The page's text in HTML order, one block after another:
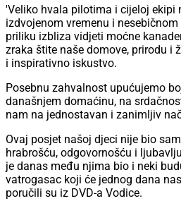
'Veliko hvala pilotima i cijeloj ekipi
izdvojenom vremenu i
priliku izbliza vidjeti moćne
zraka štite naše domove, prirodu i
i inspirativno iskustvo.
Posebnu zahvalnost upućujemo
današnjem domaćinu, na
nam na jednostavan i zanimljiv
Ovaj posjet našoj djeci nije bio
hrabrošću, odgovornošću i
je danas među njima bio i neki
vatrogasac koji će jednog dana
poručili su iz DVD-a Vodice.